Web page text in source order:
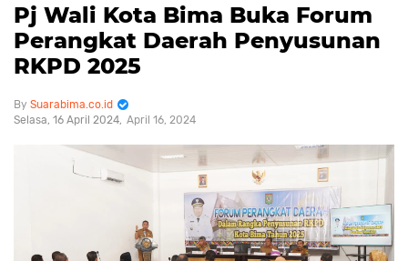
Pj Wali Kota Bima Buka Forum
Perangkat Daerah Penyusunan
RKPD 2025
Suarabima.co.id
Selasa, 16 April 2024 April 16, 2024